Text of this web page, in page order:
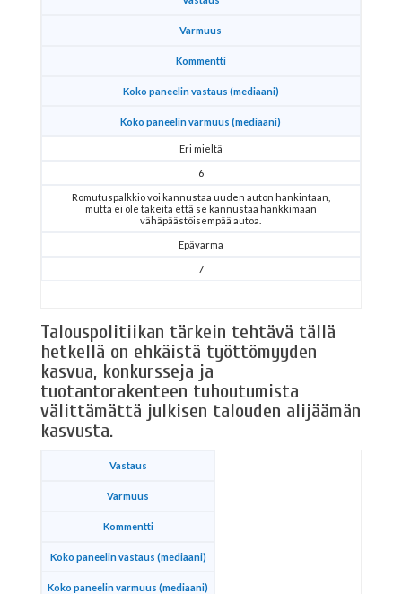
Varmuus
Kommentti
Koko paneelin vastaus (mediaani)
Koko paneelin varmuus (mediaani)
Eri mieltä
6
Romutuspalkkio voi kannustaa uuden auton hankintaan,
mutta ei ole takeita että se kannustaa hankkimaan
vähäpäästöisempää autoa.
Epävarma
7
Talouspolitiikan tärkein tehtävä tällä
hetkellä on ehkäistä työttömyyden
kasvua, konkursseja ja
tuotantorakenteen tuhoutumista
välittämättä julkisen talouden alijäämän
kasvusta.
Vastaus
Varmuus
Kommentti
Koko paneelin vastaus (mediaani)
Koko paneelin varmuus (mediaani)